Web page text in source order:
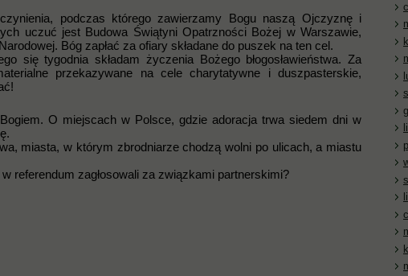
podczas którego zawierzamy Bogu naszą Ojczyznę i
uczuć jest Budowa Świątyni Opatrzności Bożej w Warszawie,
Bóg zapłać za ofiary składane do puszek na ten cel.
się tygodnia składam życzenia Bożego błogosławieństwa. Za
przekazywane na cele charytatywne i duszpasterskie,
O miejscach w Polsce, gdzie adoracja trwa siedem dni w
miasta, w którym zbrodniarze chodzą wolni po ulicach, a miastu
referendum zagłosowali za związkami partnerskimi?